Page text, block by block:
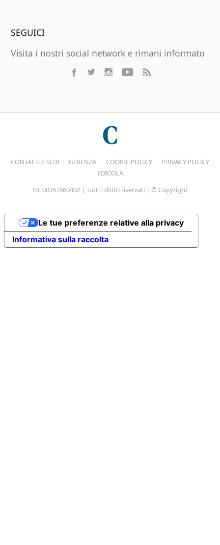
SEGUICI
Visita i nostri social network e rimani informato
CONTATTI E SEDI GERENZA COOKIE POLICY
PRIVACY POLICY
EDICOLA
P.I. 00357860402 | Tutti i diritti riservati | © Copyright
Informativa sulla raccolta
Le tue preferenze relative alla privacy